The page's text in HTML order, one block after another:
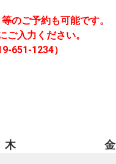
のご予約も可能です。
入力ください。
651-1234）
木 金